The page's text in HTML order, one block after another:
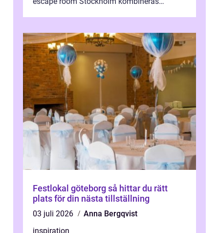
Festlokal göteborg så hittar du rätt
plats för din nästa tillställning
03 juli 2026
Anna Bergqvist
inspiration